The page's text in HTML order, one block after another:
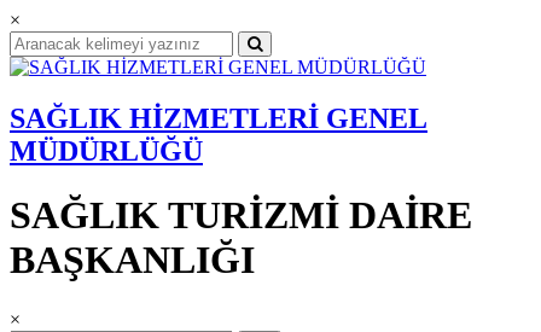
×
SAĞLIK HİZMETLERİ GENEL
MÜDÜRLÜĞÜ
SAĞLIK TURİZMİ DAİRE
BAŞKANLIĞI
×